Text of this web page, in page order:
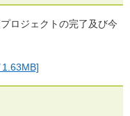
ロジェクトの完了及び今